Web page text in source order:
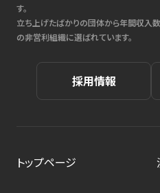
す。
立ち上げたばかりの団体から年間収入
の非営利組織に選ばれています。
採用情報
トップページ